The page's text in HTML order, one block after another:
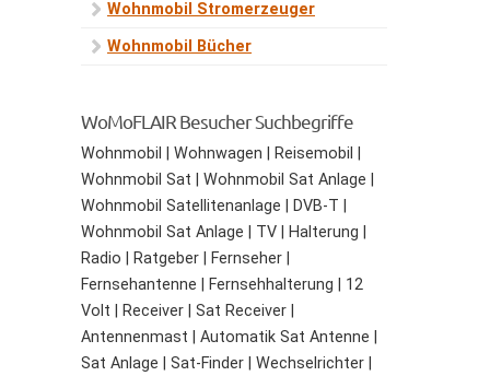
Wohnmobil Stromerzeuger
Wohnmobil Bücher
WoMoFLAIR Besucher Suchbegriffe
Wohnmobil | Wohnwagen | Reisemobil |
Wohnmobil Sat | Wohnmobil Sat Anlage |
Wohnmobil Satellitenanlage | DVB-T |
Wohnmobil Sat Anlage | TV | Halterung |
Radio | Ratgeber | Fernseher |
Fernsehantenne | Fernsehhalterung | 12
Volt | Receiver | Sat Receiver |
Antennenmast | Automatik Sat Antenne |
Sat Anlage | Sat-Finder | Wechselrichter |